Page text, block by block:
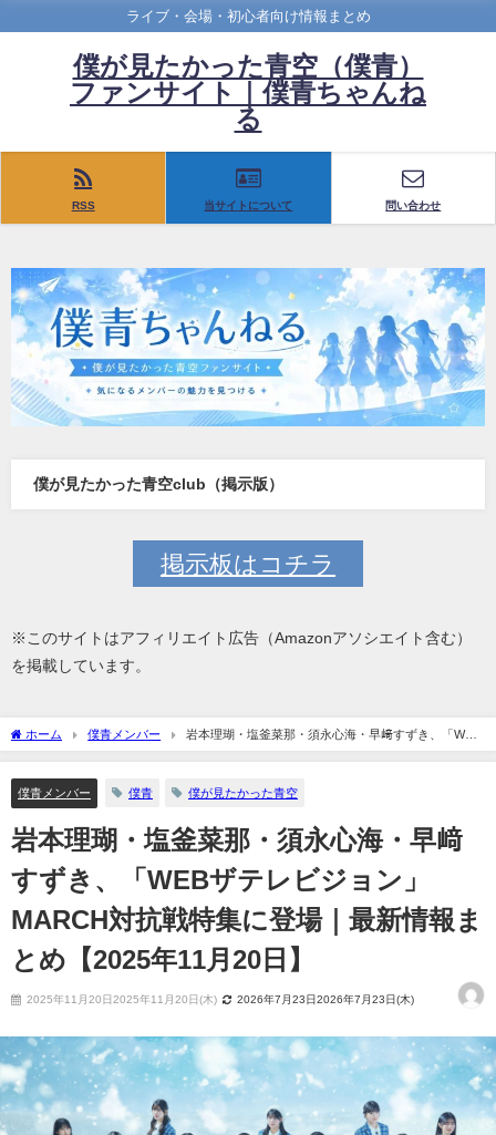
ライブ・会場・初心者向け情報まとめ
僕が見たかった青空（僕青）
ファンサイト｜僕青ちゃんね
る
RSS 当サイトについて 問い合わせ
僕が見たかった青空club（掲示版）
掲示板はコチラ
※このサイトはアフィリエイト広告（Amazonアソシエイト含む）
を掲載しています。
ホーム 僕青メンバー
岩本理瑚・塩釜菜那・須永心海・早﨑すずき、「WEB
僕青メンバー 僕青 僕が見たかった青空
岩本理瑚・塩釜菜那・須永心海・早﨑
すずき、「WEBザテレビジョン」
MARCH対抗戦特集に登場｜最新情報ま
とめ【2025年11月20日】
2025年11月20日2025年11月20日(木) 2026年7月23日2026年7月23日(木)